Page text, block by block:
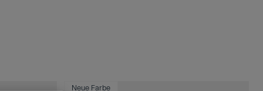
Neue Farbe